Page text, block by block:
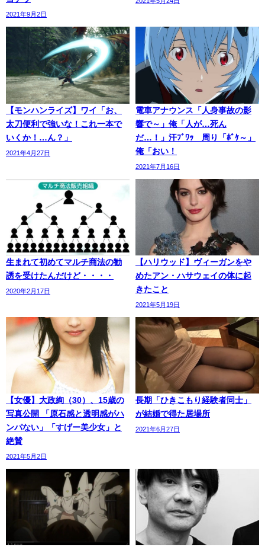
2021年9月2日
【モンハンライズ】ワイ「お、
太刀便利で強いな！これ一本で
いくか！…ん？」
2021年4月27日
電車アナウンス「人身事故の影
響で～」俺「人が…死ん
だ…！」汗ﾌﾞﾜｯ 周り「ﾎﾞｹ～」
俺「おい！
2021年7月16日
生まれて初めてマルチ商法の勧
誘を受けたんだけど・・・・
2020年2月17日
【ハリウッド】ヴィーガンをや
めたアン・ハサウェイの体に起
きたこと
2021年5月19日
【女優】大政絢（30）、15歳の
写真公開 「原石感と透明感がハ
ンパない」「すげー美少女」と
絶賛
2021年5月2日
長期「ひきこもり経験者同士」
が結婚で得た居場所
2021年6月27日